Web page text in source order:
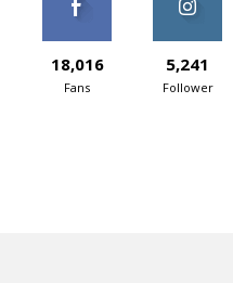
18,016
Fans
5,241
Follower